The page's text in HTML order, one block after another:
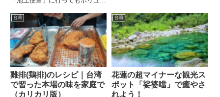
本家の「池上便當」に行ってきま
したのでレポートいたします。池
上便當とは「池上便當」は台湾全
土に沢山あります。しかし、よく
見...
ュマルの種類は何か見分ける時に
参考にしてください。私の持って
いるガジュマルの木は・人参ガジ
ュ...
台湾
雞排(鶏排)のレシピ｜台湾
で習った本場の味を家庭で
（カリカリ版）
台湾
花蓮の超マイナーな観光ス
ポット「娑婆噹」で癒やさ
れよう！